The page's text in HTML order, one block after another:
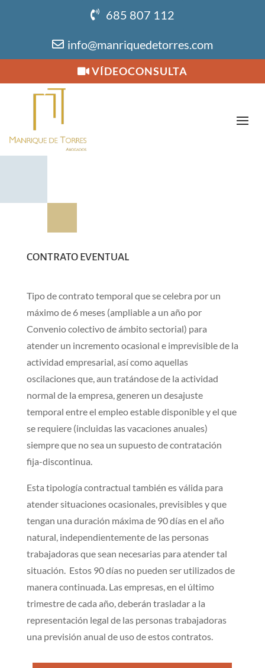
685 807 112
info@manriquedetorres.com
VÍDEOCONSULTA
CONTRATO EVENTUAL
Tipo de contrato temporal que se celebra por un
máximo de 6 meses (ampliable a un año por
Convenio colectivo de ámbito sectorial) para
atender un incremento ocasional e imprevisible de la
actividad empresarial, así como aquellas
oscilaciones que, aun tratándose de la actividad
normal de la empresa, generen un desajuste
temporal entre el empleo estable disponible y el que
se requiere (incluidas las vacaciones anuales)
siempre que no sea un supuesto de contratación
fija-discontinua.
Esta tipología contractual también es válida para
atender situaciones ocasionales, previsibles y que
tengan una duración máxima de 90 días en el año
natural, independientemente de las personas
trabajadoras que sean necesarias para atender tal
situación. Estos 90 días no pueden ser utilizados de
manera continuada. Las empresas, en el último
trimestre de cada año, deberán trasladar a la
representación legal de las personas trabajadoras
una previsión anual de uso de estos contratos.